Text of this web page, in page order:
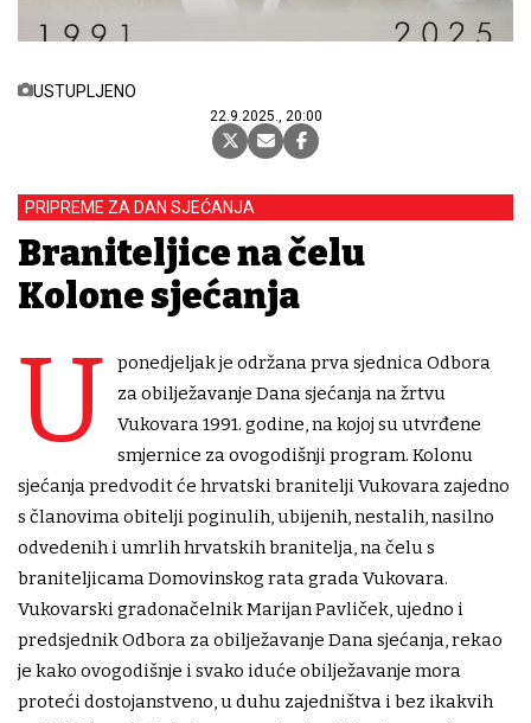
USTUPLJENO
22.9.2025., 20:00
PRIPREME ZA DAN SJEĆANJA
Braniteljice na čelu
Kolone sjećanja
U
ponedjeljak je održana prva sjednica Odbora
za obilježavanje Dana sjećanja na žrtvu
Vukovara 1991. godine, na kojoj su utvrđene
smjernice za ovogodišnji program. Kolonu
sjećanja predvodit će hrvatski branitelji Vukovara zajedno
s članovima obitelji poginulih, ubijenih, nestalih, nasilno
odvedenih i umrlih hrvatskih branitelja, na čelu s
braniteljicama Domovinskog rata grada Vukovara.
Vukovarski gradonačelnik Marijan Pavliček, ujedno i
predsjednik Odbora za obilježavanje Dana sjećanja, rekao
je kako ovogodišnje i svako iduće obilježavanje mora
proteći dostojanstveno, u duhu zajedništva i bez ikakvih